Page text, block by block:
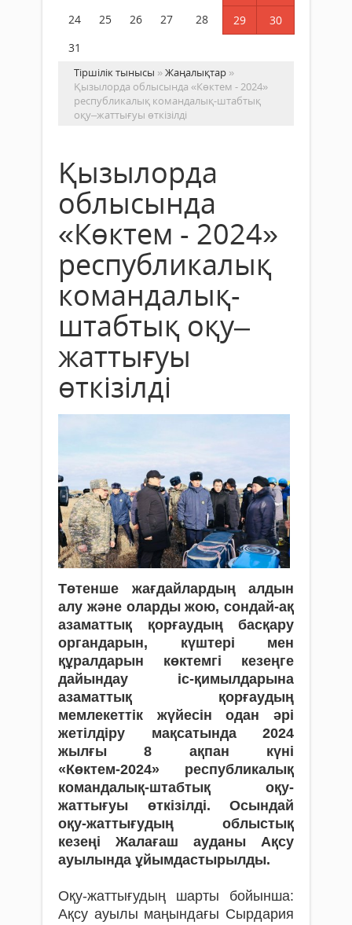
24
25 26 27 28 29
30
31
Тіршілік тынысы »Жаңалықтар »
Қызылорда облысында «Көктем - 2024»
республикалық командалық-штабтық
оқу–жаттығуы өткізілді
Қызылорда
облысында
«Көктем - 2024»
республикалық
командалық-
штабтық оқу–
жаттығуы
өткізілді
Төтенше жағдайлардың алдын
алу және оларды жою, сондай-ақ
азаматтық қорғаудың басқару
органдарын, күштері мен
құралдарын көктемгі кезеңге
дайындау іс-қимылдарына
азаматтық қорғаудың
мемлекеттік жүйесін одан әрі
жетілдіру мақсатында 2024
жылғы 8 ақпан күні
«Көктем-2024» республикалық
командалық-штабтық оқу-
жаттығуы өткізілді. Осындай
оқу-жаттығудың облыстық
кезеңі Жалағаш ауданы Ақсу
ауылында ұйымдастырылды.
Оқу-жаттығудың шарты бойынша:
Ақсу ауылы маңындағы Сырдария